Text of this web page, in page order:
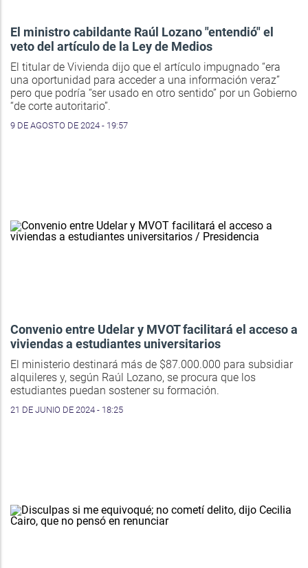
El ministro cabildante Raúl Lozano "entendió" el
veto del artículo de la Ley de Medios
El titular de Vivienda dijo que el artículo impugnado “era
una oportunidad para acceder a una información veraz”
pero que podría “ser usado en otro sentido” por un Gobierno
“de corte autoritario”.
9 DE AGOSTO DE 2024 - 19:57
Convenio entre Udelar y MVOT facilitará el acceso a
viviendas a estudiantes universitarios
El ministerio destinará más de $87.000.000 para subsidiar
alquileres y, según Raúl Lozano, se procura que los
estudiantes puedan sostener su formación.
21 DE JUNIO DE 2024 - 18:25